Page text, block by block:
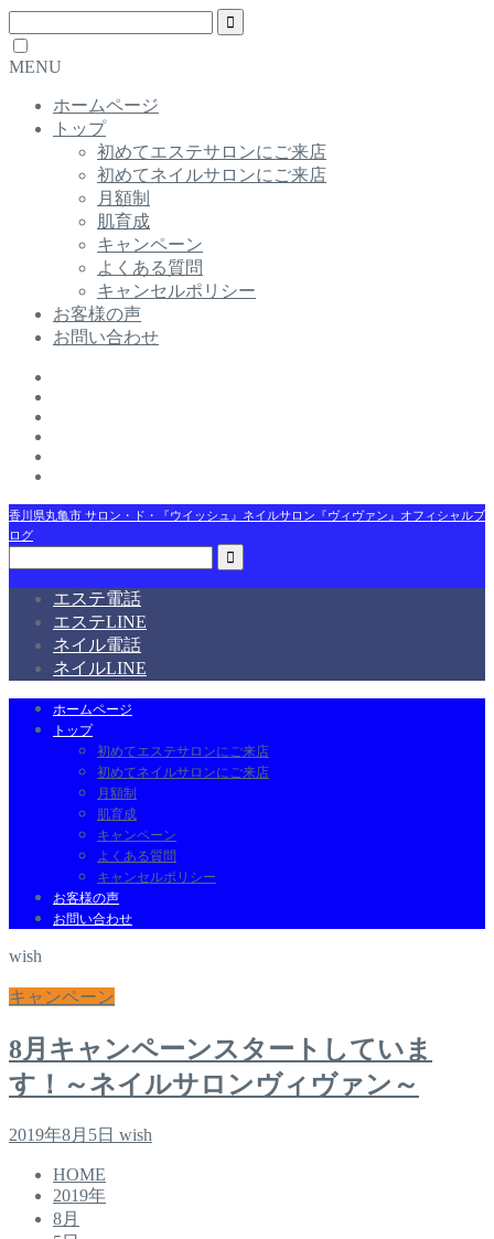
MENU
ホームページ
トップ
初めてエステサロンにご来店
初めてネイルサロンにご来店
月額制
肌育成
キャンペーン
よくある質問
キャンセルポリシー
お客様の声
お問い合わせ
香川県丸亀市 サロン・ド・『ウイッシュ』ネイルサロン『ヴィヴァン』オフィシャルブ
ログ
エステ電話
エステLINE
ネイル電話
ネイルLINE
ホームページ
トップ
初めてエステサロンにご来店
初めてネイルサロンにご来店
月額制
肌育成
キャンペーン
よくある質問
キャンセルポリシー
お客様の声
お問い合わせ
wish
キャンペーン
8月キャンペーンスタートしていま
す！～ネイルサロンヴィヴァン～
2019年8月5日 wish
HOME
2019年
8月